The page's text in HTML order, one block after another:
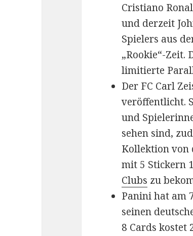
Cristiano
und derzeit
Spielers aus
„Rookie“-Zeit.
limitierte
Der FC Carl
veröffentlicht.
und
sehen sind,
Kollektion von
mit 5 Stickern
Clubs zu
Panini hat am
seinen
8 Cards kostet